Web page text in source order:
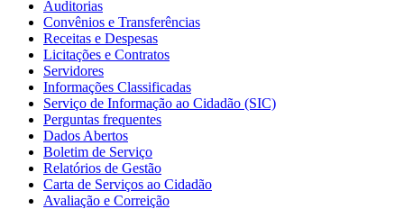
Auditorias
Convênios e Transferências
Receitas e Despesas
Licitações e Contratos
Servidores
Informações Classificadas
Serviço de Informação ao Cidadão (SIC)
Perguntas frequentes
Dados Abertos
Boletim de Serviço
Relatórios de Gestão
Carta de Serviços ao Cidadão
Avaliação e Correição